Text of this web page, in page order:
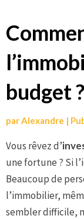
Aller
au
contenu
budget ?
parAlexandre |
Vous rêvez d’
une fortune ? Si
Beaucoup de
l’immobilier,
sembler difficile,